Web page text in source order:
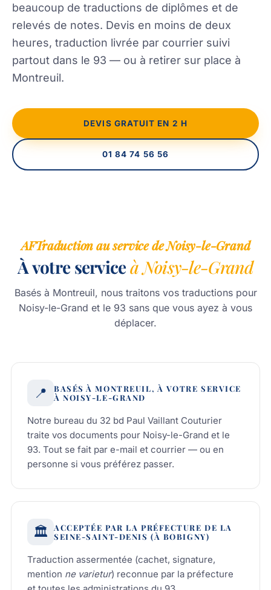
beaucoup de traductions de diplômes et de
relevés de notes. Devis en moins de deux
heures, traduction livrée par courrier suivi
partout dans le 93 — ou à retirer sur place à
Montreuil.
DEVIS GRATUIT EN 2 H
01 84 74 56 56
AFTraduction au service de Noisy-le-Grand
À votre serviceà Noisy-le-Grand
Basés à Montreuil, nous traitons vos traductions pour
Noisy-le-Grand et le 93 sans que vous ayez à vous
déplacer.
📍
BASÉS À MONTREUIL, À VOTRE SERVICE
À NOISY-LE-GRAND
Notre bureau du 32 bd Paul Vaillant Couturier
traite vos documents pour Noisy-le-Grand et le
93. Tout se fait par e-mail et courrier — ou en
personne si vous préférez passer.
🏛️
ACCEPTÉE PAR LA PRÉFECTURE DE LA
SEINE-SAINT-DENIS (À BOBIGNY)
Traduction assermentée (cachet, signature,
mention ne varietur) reconnue par la préfecture